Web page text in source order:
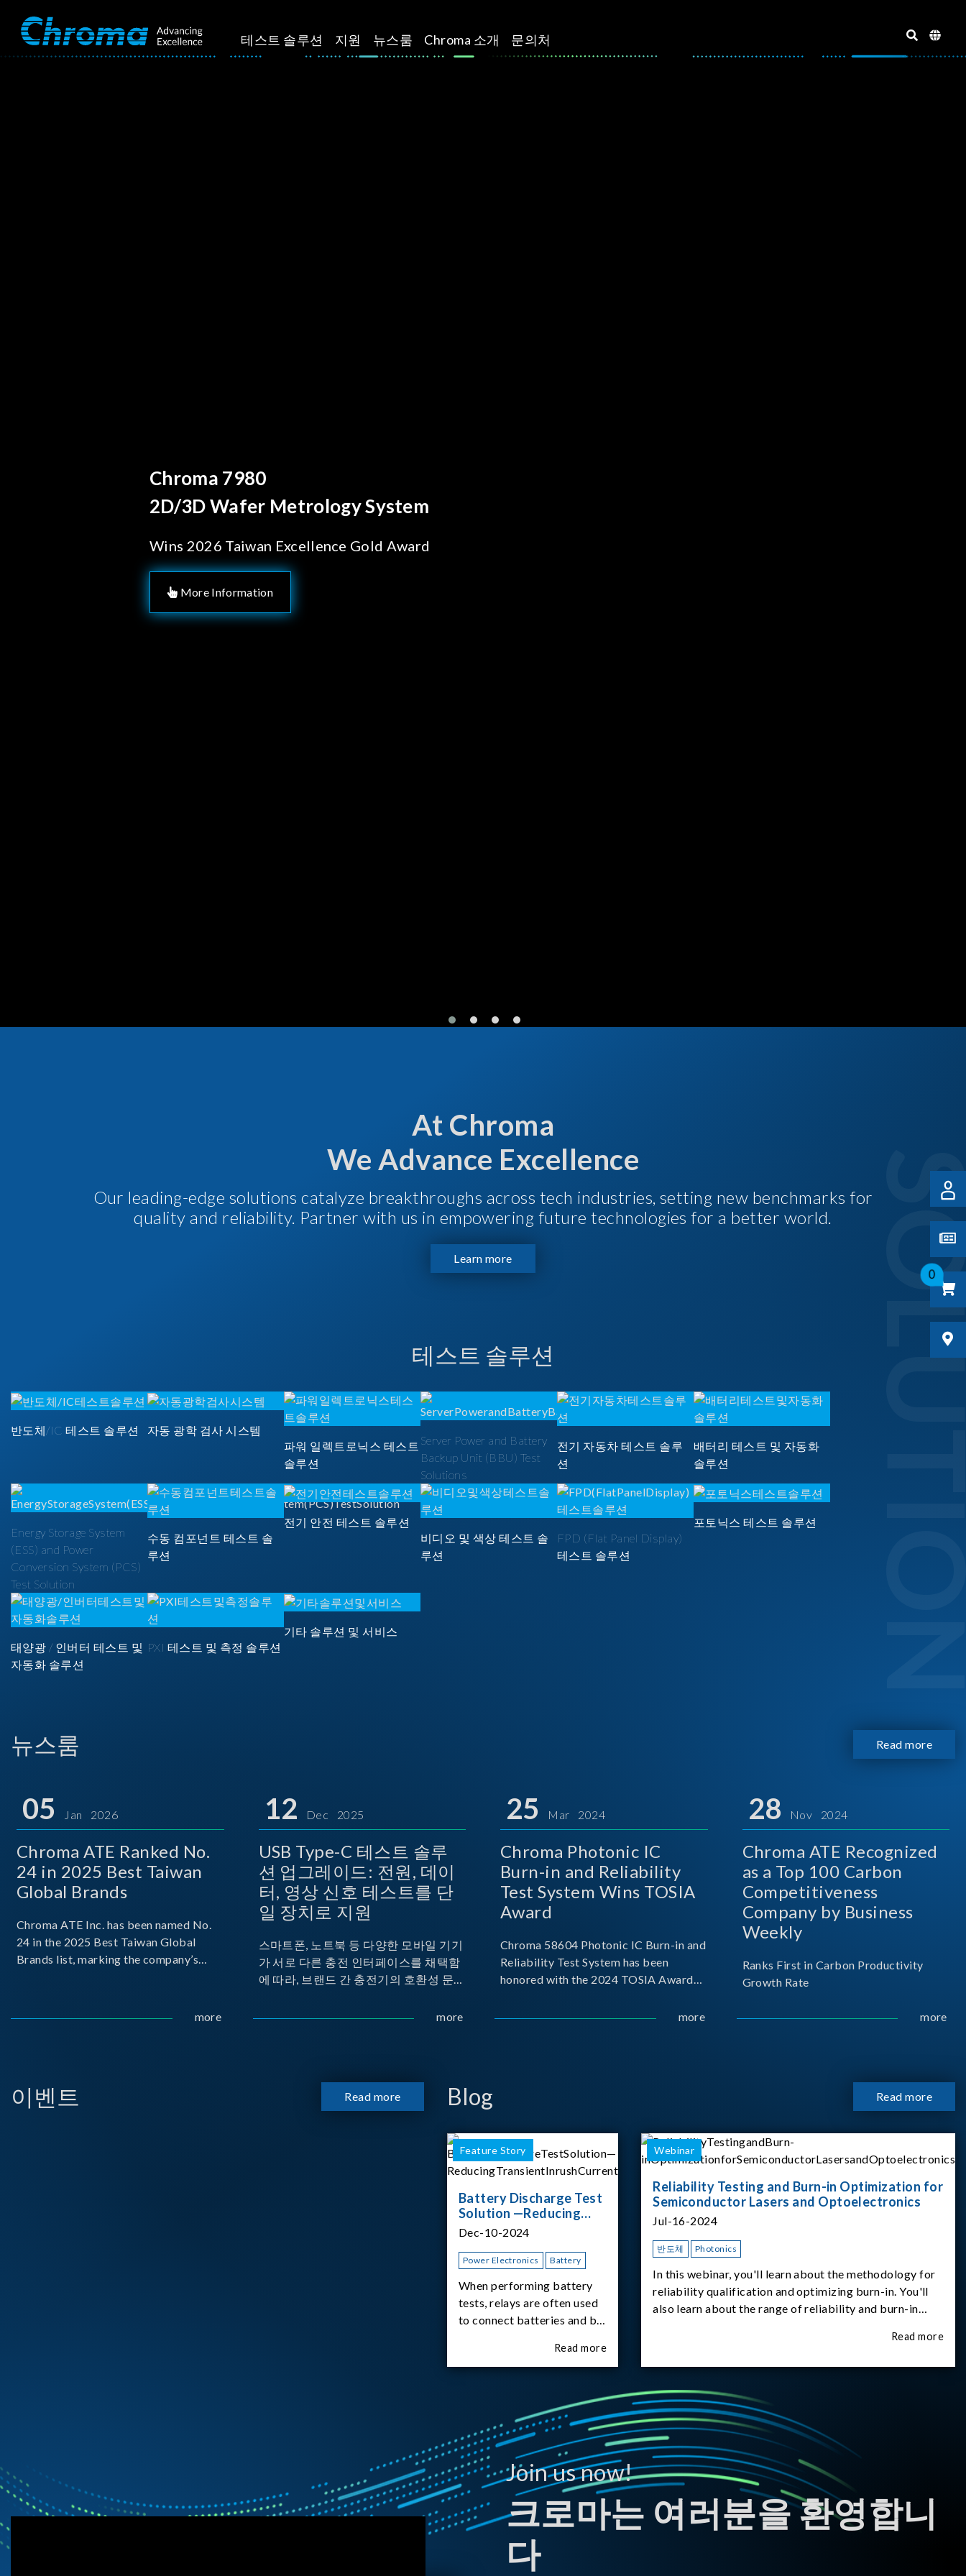
테스트 솔루션 지원 뉴스룸 Chroma 소개 문의처
0
Chroma's Reliability Test
Solutions for SiPh/PIC
Manufacturing
More Information
At Chroma
We Advance Excellence
Our leading-edge solutions catalyze breakthroughs across tech industries, setting new benchmarks for
quality and reliability. Partner with us in empowering future technologies for a better world.
Learn more
테스트 솔루션
반도체/IC 테스트 솔루션
자동 광학 검사 시스템
파워 일렉트로닉스 테스트
솔루션
Server Power and Battery
Backup Unit (BBU) Test
Solutions
전기 자동차 테스트 솔루
션
배터리 테스트 및 자동화
솔루션
Energy Storage System
(ESS) and Power
Conversion System (PCS)
Test Solution
수동 컴포넌트 테스트 솔
루션
전기 안전 테스트 솔루션
비디오 및 색상 테스트 솔
루션
FPD (Flat Panel Display)
테스트 솔루션
포토닉스 테스트 솔루션
태양광 / 인버터 테스트 및
자동화 솔루션
PXI 테스트 및 측정 솔루션
기타 솔루션 및 서비스
뉴스룸 Read more
05 Jan 2026
Chroma ATE Ranked No.
24 in 2025 Best Taiwan
Global Brands
Chroma ATE Inc. has been named No.
24 in the 2025 Best Taiwan Global
Brands list, marking the company’s
more
12 Dec 2025
USB Type-C 테스트 솔루
션 업그레이드: 전원, 데이
터, 영상 신호 테스트를 단
일 장치로 지원
스마트폰, 노트북 등 다양한 모바일 기기
가 서로 다른 충전 인터페이스를 채택함
에 따라, 브랜드 간 충전기의 호환성 문제
Implementers Forum)는 USB Power
시되고 있습니다. 스마트폰, 디지털 카메
라, 모바일 기기, 외장 스토리지, 노트북,
more
25 Mar 2024
Chroma Photonic IC
Burn-in and Reliability
Test System Wins TOSIA
Award
Chroma 58604 Photonic IC Burn-in and
Reliability Test System has been
honored with the 2024 TOSIA Award
more
28 Nov 2024
Chroma ATE Recognized
as a Top 100 Carbon
Competitiveness
Company by Business
Weekly
Ranks First in Carbon Productivity
Growth Rate
more
이벤트 Read more Blog Read more
Feature Story
Battery Discharge Test
Solution —Reducing
Transient Inrush
Dec-10-2024
Power Electronics Battery
When performing battery
tests, relays are often used
to connect batteries and bi-
supplies. What happens the
moment the relay is
62180D-600 was used as
the experimental equipment
for this study.provides an
applicati
Read more
Webinar
Reliability Testing and Burn-in Optimization for
Semiconductor Lasers and Optoelectronics
Jul-16-2024
반도체 Photonics
In this webinar, you'll learn about the methodology for
reliability qualification and optimizing burn-in. You'll
also learn about the range of reliability and burn-in
Read more
Join us now!
크로마는 여러분을 환영합니
다